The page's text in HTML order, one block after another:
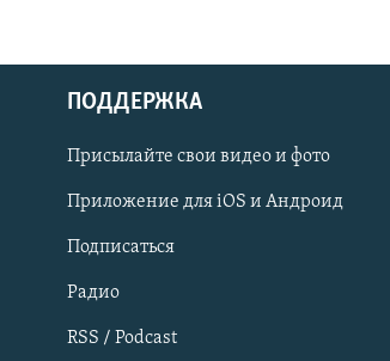
Українською
Qırımtatar
ПРИСОЕДИНЯЙТЕСЬ!
ПОДДЕРЖКА
Присылайте свои видео и фото
Приложение для iOS и Андроид
Подписаться
Радио
RSS / Podcast